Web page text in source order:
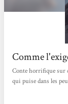
Comme
Conte horrifique sur
qui puise dans les